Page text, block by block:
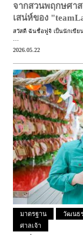
จากสวนพฤกษศา
เสน่ห์ของ
สวัสดี ฉันชื่อฟูจิ เป็นนักเขียน
2026.05.22
มาตรฐาน วัฒนธ
ศาลเจ้า